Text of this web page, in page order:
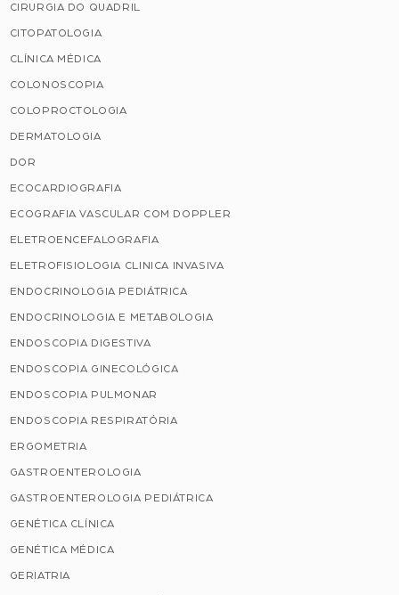
CIRURGIA DO QUADRIL
CITOPATOLOGIA
CLÍNICA MÉDICA
COLONOSCOPIA
COLOPROCTOLOGIA
DERMATOLOGIA
DOR
ECOCARDIOGRAFIA
ECOGRAFIA VASCULAR COM DOPPLER
ELETROENCEFALOGRAFIA
ELETROFISIOLOGIA CLINICA INVASIVA
ENDOCRINOLOGIA PEDIÁTRICA
ENDOCRINOLOGIA E METABOLOGIA
ENDOSCOPIA DIGESTIVA
ENDOSCOPIA GINECOLÓGICA
ENDOSCOPIA PULMONAR
ENDOSCOPIA RESPIRATÓRIA
ERGOMETRIA
GASTROENTEROLOGIA
GASTROENTEROLOGIA PEDIÁTRICA
GENÉTICA CLÍNICA
GENÉTICA MÉDICA
GERIATRIA